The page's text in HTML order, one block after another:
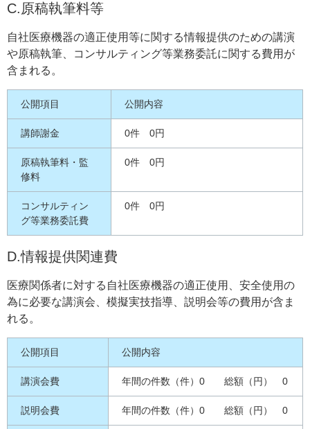
C.原稿執筆料等
自社医療機器の適正使用等に関する情報提供のための講演
や原稿執筆、コンサルティング等業務委託に関する費用が
含まれる。
公開項目 公開内容
講師謝金 0件 0円
原稿執筆料・監
修料
0件 0円
コンサルティン
グ等業務委託費
0件 0円
D.情報提供関連費
医療関係者に対する自社医療機器の適正使用、安全使用の
為に必要な講演会、模擬実技指導、説明会等の費用が含ま
れる。
公開項目 公開内容
講演会費 年間の件数（件）0 総額（円） 0
説明会費 年間の件数（件）0 総額（円） 0